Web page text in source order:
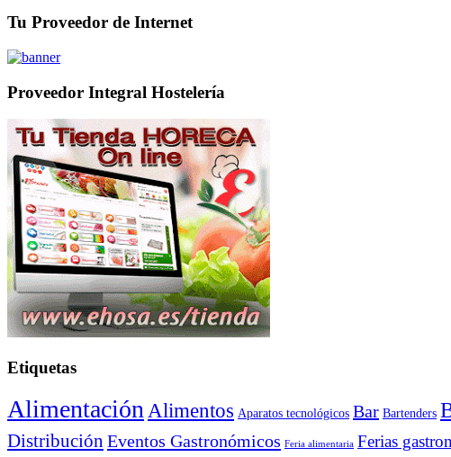
Tu Proveedor de Internet
Proveedor Integral Hostelería
Etiquetas
Alimentación Alimentos Aparatos tecnológicos Bar Bartenders
Distribución Eventos Gastronómicos Feria alimentaria Ferias